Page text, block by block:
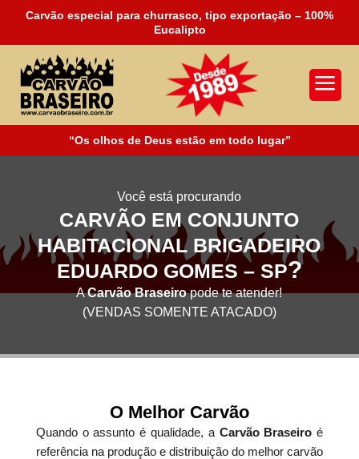
Carvão especial para churrasco, tipo exportação – 100%
Eucalipto
a
“Os olhos de Deus estão em todo lugar”
Você está procurando
CARVÃO EM CONJUNTO
HABITACIONAL BRIGADEIRO
EDUARDO GOMES – SP?
ACarvão Braseiropode te atender!
(VENDAS SOMENTE ATACADO)
O Melhor Carvão
Quando o assunto é qualidade, a Carvão Braseiro é
referência na produção e distribuição do melhor carvão